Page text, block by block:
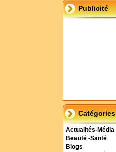
Publicité
Catégories
Actualités-Média
Beauté -Santé
Blogs